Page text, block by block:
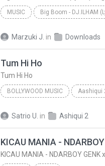
MUSIC
Marzuki J. in Downloads
Tum Hi Ho
Tum Hi Ho
BOLLYWOOD MUSIC Aashiqui
Satrio U. in Ashiqui 2